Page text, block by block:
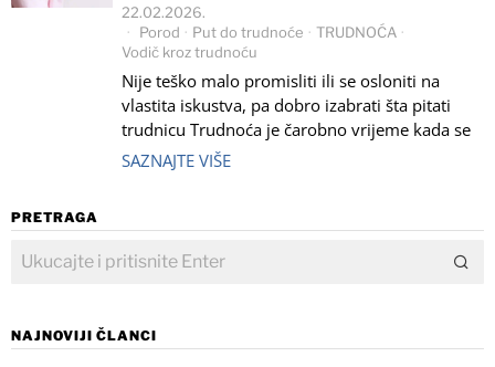
22.02.2026.
Porod · Put do trudnoće · TRUDNOĆA ·
Vodič kroz trudnoću
Nije teško malo promisliti ili se osloniti na
vlastita iskustva, pa dobro izabrati šta pitati
trudnicu Trudnoća je čarobno vrijeme kada se
SAZNAJTE VIŠE
PRETRAGA
NAJNOVIJI ČLANCI